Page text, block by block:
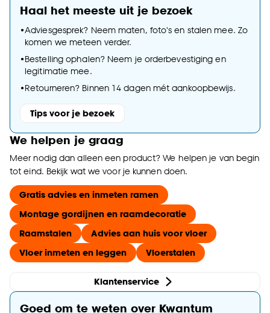
Haal het meeste uit je bezoek
•Adviesgesprek? Neem maten, foto's en stalen mee. Zo
komen we meteen verder.
•Bestelling ophalen? Neem je orderbevestiging en
legitimatie mee.
•Retourneren? Binnen 14 dagen mét aankoopbewijs.
Tips voor je bezoek
We helpen je graag
Meer nodig dan alleen een product? We helpen je van begin
tot eind. Bekijk wat we voor je kunnen doen.
Gratis advies en inmeten ramen
Montage gordijnen en raamdecoratie
Raamstalen
Advies aan huis voor vloer
Vloer inmeten en leggen
Vloerstalen
Klantenservice
Goed om te weten over Kwantum